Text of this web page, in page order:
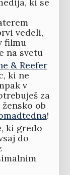
ki se
vedeli,
filmu
na svetu
& Reefer
ki ne
v
za
ob
!
ki gredo
do